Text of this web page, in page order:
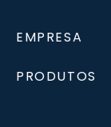
EMPRESA
PRODUTOS